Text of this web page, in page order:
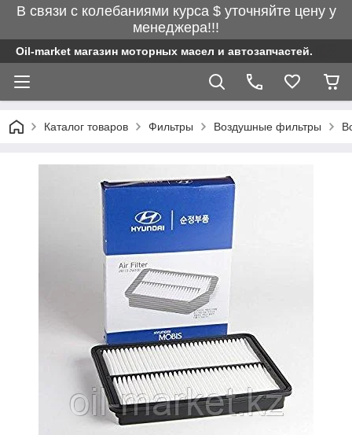
В связи с колебаниями курса $ уточняйте цену у
менеджера!!!
Oil-market магазин моторных масел и автозапчастей.
Каталог товаров Фильтры Воздушные фильтры